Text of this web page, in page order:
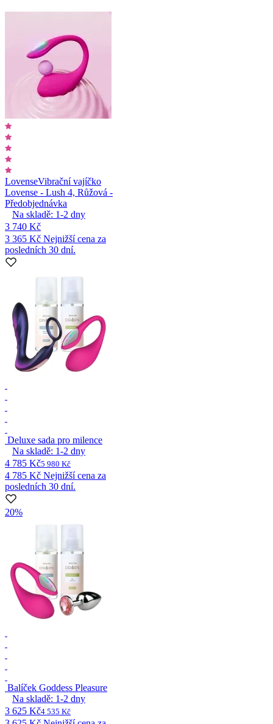
LovenseVibrační vajíčko
Lovense - Lush 4, Růžová -
Předobjednávka
Na skladě: 1-2 dny
3 740 Kč
3 365 Kč Nejnižší cena za
posledních 30 dní.
Deluxe sada pro milence
Na skladě: 1-2 dny
4 785 Kč5 980 Kč
4 785 Kč Nejnižší cena za
posledních 30 dní.
20%
Balíček Goddess Pleasure
Na skladě: 1-2 dny
3 625 Kč4 535 Kč